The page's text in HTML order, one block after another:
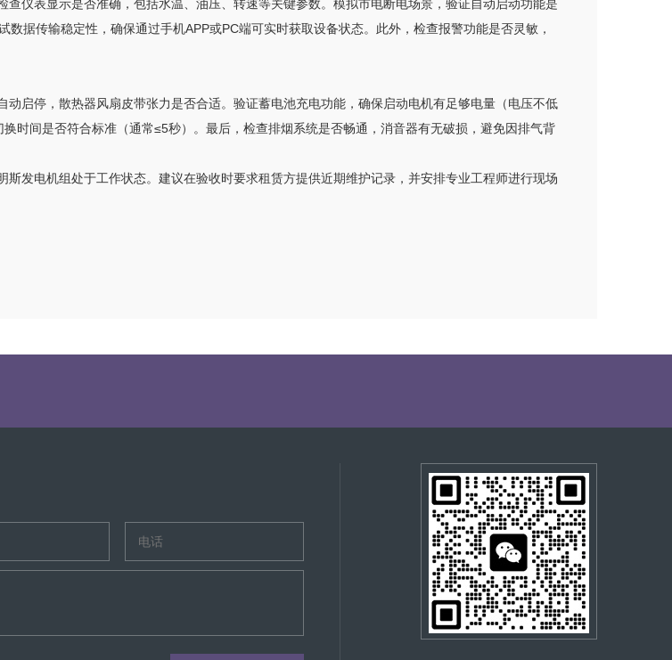
仪表显示是否准确，包括水温、油压、转速等关键参数。模拟市电断电场景，验证自动启动功能是
据传输稳定性，确保通过手机APP或PC端可实时获取设备状态。此外，检查报警功能是否灵敏，
启停，散热器风扇皮带张力是否合适。验证蓄电池充电功能，确保启动电机有足够电量（电压不低
时间是否符合标准（通常≤5秒）。最后，检查排烟系统是否畅通，消音器有无破损，避免因排气背
发电机组处于工作状态。建议在验收时要求租赁方提供近期维护记录，并安排专业工程师进行现场